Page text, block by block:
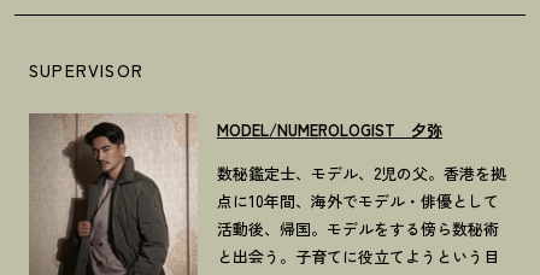
SUPERVISOR
MODEL/NUMEROLOGIST 夕弥
数秘鑑定士、モデル、2児の父。香港を拠
点に10年間、海外でモデル・俳優として
活動後、帰国。モデルをする傍ら数秘術
と出会う。子育てに役立てようという目